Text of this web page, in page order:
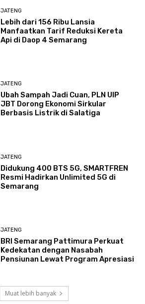
JATENG
Lebih dari 156 Ribu Lansia
Manfaatkan Tarif Reduksi Kereta
Api di Daop 4 Semarang
JATENG
Ubah Sampah Jadi Cuan, PLN UIP
JBT Dorong Ekonomi Sirkular
Berbasis Listrik di Salatiga
JATENG
Didukung 400 BTS 5G, SMARTFREN
Resmi Hadirkan Unlimited 5G di
Semarang
JATENG
BRI Semarang Pattimura Perkuat
Kedekatan dengan Nasabah
Pensiunan Lewat Program Apresiasi
Muat lebih banyak